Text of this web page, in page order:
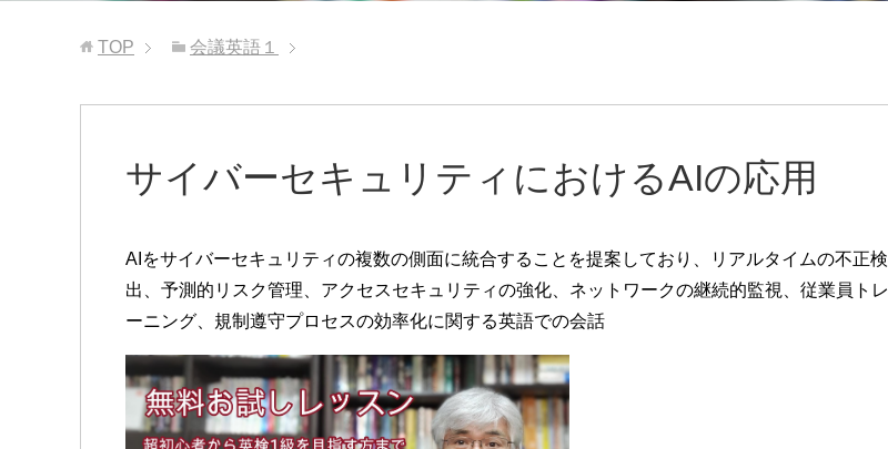
TOP 会議英語１
サイバーセキュリティにおけるAIの応用
AIをサイバーセキュリティの複数の側面に統合することを提案しており、リアルタイムの不正検
出、予測的リスク管理、アクセスセキュリティの強化、ネットワークの継続的監視、従業員トレ
ーニング、規制遵守プロセスの効率化に関する英語での会話